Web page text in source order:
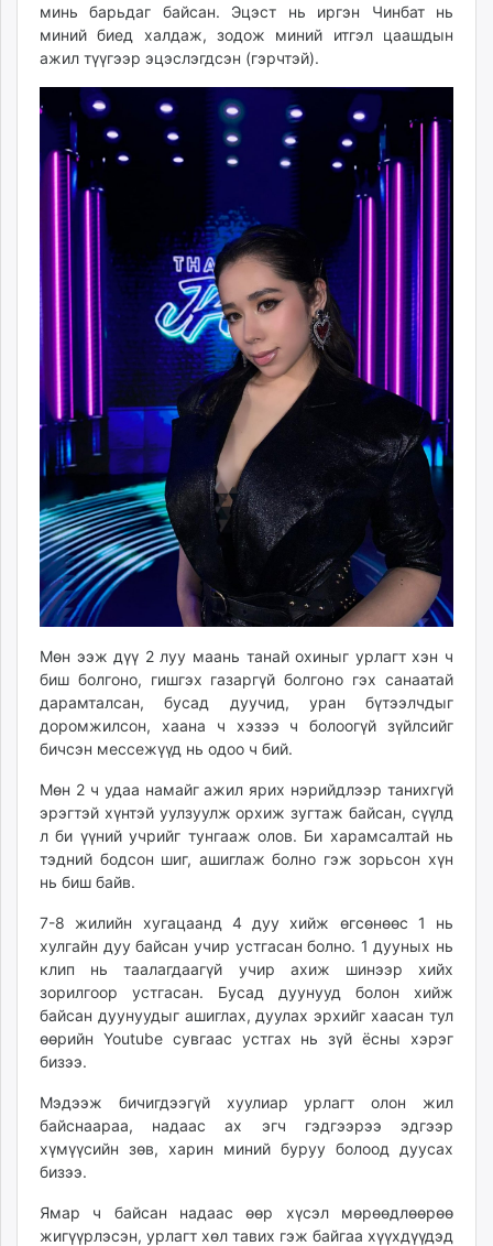
минь барьдаг байсан. Эцэст нь иргэн Чинбат нь
миний биед халдаж, зодож миний итгэл цаашдын
ажил түүгээр эцэслэгдсэн (гэрчтэй).
Мөн ээж дүү 2 луу маань танай охиныг урлагт хэн ч
биш болгоно, гишгэх газаргүй болгоно гэх санаатай
дарамталсан, бусад дуучид, уран бүтээлчдыг
доромжилсон, хаана ч хэзээ ч болоогүй зүйлсийг
бичсэн мессежүүд нь одоо ч бий.
Мөн 2 ч удаа намайг ажил ярих нэрийдлээр танихгүй
эрэгтэй хүнтэй уулзуулж орхиж зугтаж байсан, сүүлд
л би үүний учрийг тунгааж олов. Би харамсалтай нь
тэдний бодсон шиг, ашиглаж болно гэж зорьсон хүн
нь биш байв.
7-8 жилийн хугацаанд 4 дуу хийж өгсөнөөс 1 нь
хулгайн дуу байсан учир устгасан болно. 1 дууных нь
клип нь таалагдаагүй учир ахиж шинээр хийх
зорилгоор устгасан. Бусад дуунууд болон хийж
байсан дуунуудыг ашиглах, дуулах эрхийг хаасан тул
өөрийн Youtube сувгаас устгах нь зүй ёсны хэрэг
бизээ.
Мэдээж бичигдээгүй хуулиар урлагт олон жил
байснаараа, надаас ах эгч гэдгээрээ эдгээр
хүмүүсийн зөв, харин миний буруу болоод дуусах
бизээ.
Ямар ч байсан надаас өөр хүсэл мөрөөдлөөрөө
жигүүрлэсэн, урлагт хөл тавих гэж байгаа хүүхдүүдэд